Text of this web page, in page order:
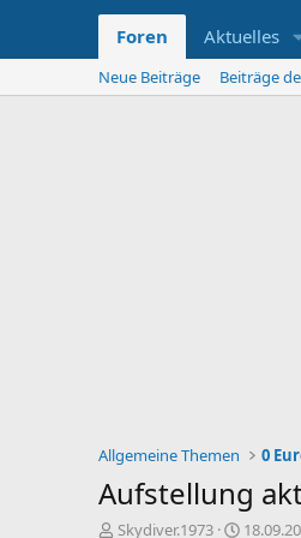
Foren Aktuelles
Neue Beiträge Beiträge
Allgemeine Themen 0
Aufstellung
E
Skydiver.1973
E